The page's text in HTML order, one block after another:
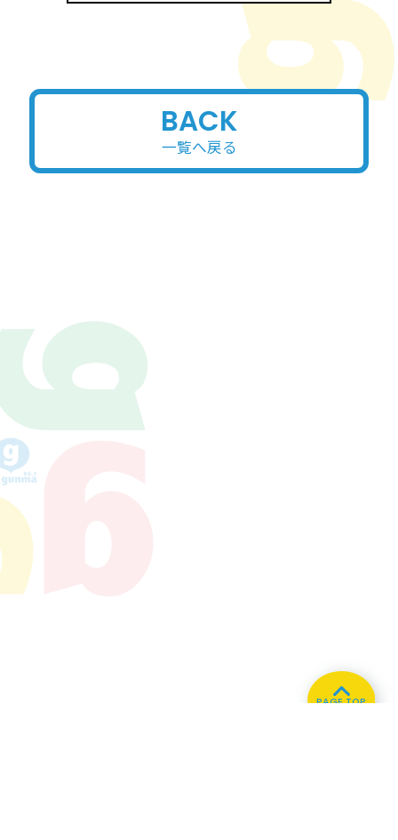
BACK
一覧へ戻る
PAGE TOP